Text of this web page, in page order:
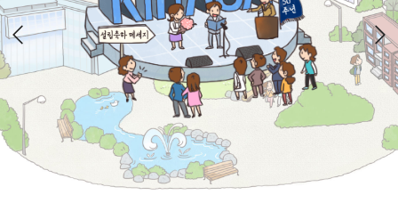
기록물 아카이브
사진 아카이브 문서 기록물 행정박물 영상 기록물
50+1 주년 기념
성과 50선 숫자로 보는 50년 50
주년 광장
세계와 함께 한 KIHASA